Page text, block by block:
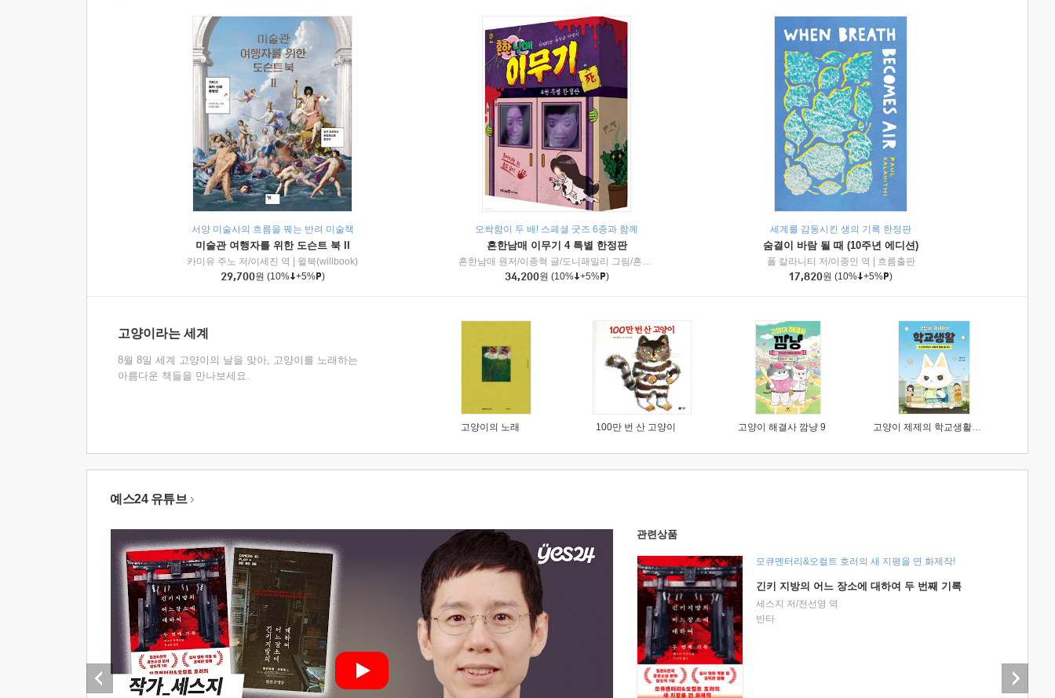
서양 미술사의 흐름을 꿰는 반려 미술책
미술관 여행자를 위한 도슨트 북 II
카미유 주노 저/이세진 역
윌북(willbook)
29,700원 (10% +5% )
오싹함이 두 배! 스페셜 굿즈 6종과 함께
흔한남매 이무기 4 특별 한정판
흔한남매 원저/이종혁 글/도니패밀리 그림/흔한컴퍼니 감수
미래엔아이세움
34,200원 (10% +5% )
세계를 감동시킨 생의 기록 한정판
숨결이 바람 될 때 (10주년 에디션)
폴 칼라니티 저/이종인 역
흐름출판
17,820원 (10% +5% )
고양이라는 세계
8월 8일 세계 고양이의 날을 맞아, 고양이를 노래하는
아름다운 책들을 만나보세요.
고양이의 노래 100만 번 산 고양이 고양이 해결사 깜냥 9 고양이 제제의 학교생활 1 : 초등학생이 이렇게 힘들 줄이야
예스24 유튜브
관련상품
모큐멘터리&오컬트 호러의 새 지평을 연 화제작!
긴키 지방의 어느 장소에 대하여 두 번째 기록
세스지 저/전선영 역
반타